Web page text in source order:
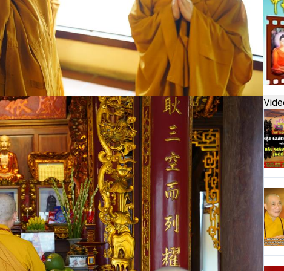
thứ
tư
hè